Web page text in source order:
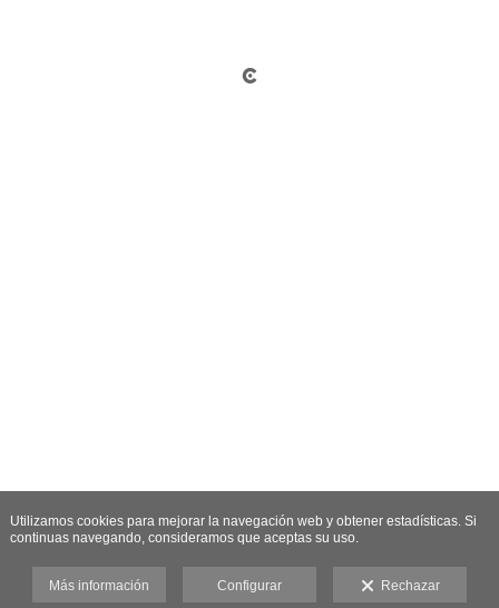
Utilizamos cookies para mejorar la navegación web y obtener estadísticas. Si
continuas navegando, consideramos que aceptas su uso.
Más información Configurar Rechazar